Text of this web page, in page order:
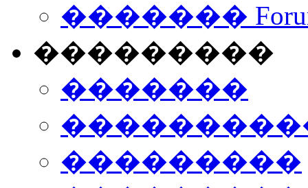
�������
���������
�������
���������